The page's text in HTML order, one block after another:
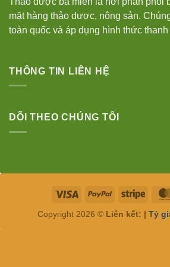
mặt hàng thảo dược, nông sản.
toàn quốc và áp dụng hình thức thanh
THÔNG TIN LIÊN HỆ
DÕI THEO CHÚNG TÔI
Visa PayPal Stripe
Copyright 2026 © Liên kết: | Tỷ